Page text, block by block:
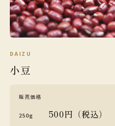
DAIZU
小豆
販売価格
250g 500円（税込）